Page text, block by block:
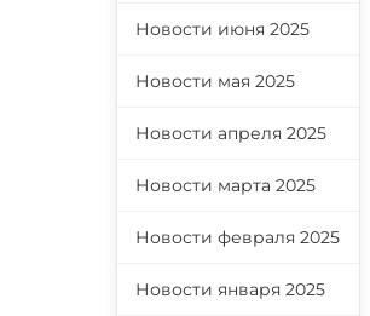
Новости июня 2025
Новости мая 2025
Новости апреля 2025
Новости марта 2025
Новости февраля 2025
Новости января 2025